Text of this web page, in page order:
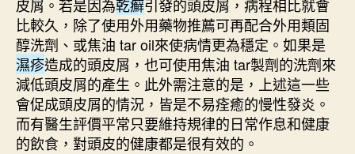
皮屑。若是因為乾癬引發的頭皮屑，病程相比就會
比較久，除了使用外用藥物推薦可再配合外用類固
醇洗劑、或焦油 tar oil來使病情更為穩定。如果是
濕疹造成的頭皮屑，也可使用焦油 tar製劑的洗劑來
減低頭皮屑的產生。此外需注意的是，上述這一些
會促成頭皮屑的情況，皆是不易痊癒的慢性發炎。
而有醫生評價平常只要維持規律的日常作息和健康
的飲食，對頭皮的健康都是很有效的。